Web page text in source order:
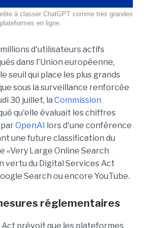
à classer ChatGPT comme très grandes
plateformes en ligne.
millions d'utilisateurs actifs
dans l'Union européenne,
seuil qui place les plus grands
sous la surveillance renforcée
30 juillet, la Commission
qu'elle évaluait les chiffres
OpenAI
lors d'une conférence
une future classification du
«Very Large Online Search
vertu du Digital Services Act
Search ou encore YouTube.
réglementaires
Act prévoit que les plateformes